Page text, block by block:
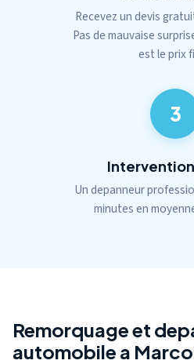
Recevez un devis
Pas de mauvaise
est le prix
3
Un depanneur
minutes en
Remorquage et
automobile a